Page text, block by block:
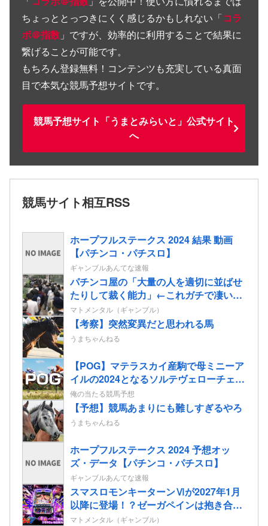
ちょっととっつきにくく感じるかもしれない「コラ
ボ＠指数 」ですが、効率的に利用することで結果に
繋げることが可能です。
もちろん登録無料！コンテンツも充実している真面
目で本気な競馬予想サイトです。
競馬予想サイト「うまとみらいと」公式サイト
へ
競馬サイト相互RSS
ホープフルステークス 2024 結果 動画
【パチンコ・パチスロ】
ギャンブルあんてな速報
パチンコ屋の「大量の人を適切に並ばせ
たりして裁く能力」←これガチで凄いよ
なｗｗｗ
マトメンタル（ギャンブル）
【考察】突然変異だと思われる馬
うまちゃんねる
【POG】マテラスカイ産駒で母ミニーア
イルの2024となるソルテヴェローチェの
2歳情報
俺の当たる競馬予想
【予想】競馬あまりにも難しすぎるやろ
うまちゃんねる
ホープフルステークス 2024 予想オッ
ズ・データ【パチンコ・パチスロ】
ギャンブルあんてな速報
スマスロモンキーターンⅥが2027年1月
以降に登場！？ゼーガペインは抱き合わ
せなの…？
マトメンタル（ギャンブル）